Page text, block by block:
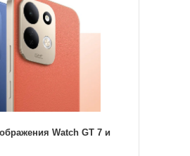
Watch GT 7 и